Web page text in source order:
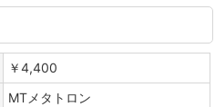
￥4,400
MTメタトロン